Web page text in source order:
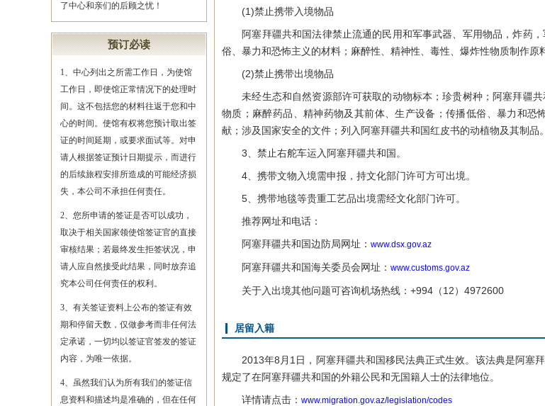
了中心和亲们的后顾之忧！
预订必读
1、中心列出之所需工作日，为使馆
工作日，即使馆正常情况下的处理时
间。这不包括您的材料往返于您和中
心的时间。使馆有权将您预计取出签
证的时间延期，或要求面试等。对申
请人根据签证预计日期提示，而进行
的后续旅程安排所造成的可能经济损
失，本公司不承担任何责任。
2、您所申请的签证是否可以成功，
取决于相关国家领使馆签证官的直接
审核结果；若最终发生拒签状况，申
请人应自然接受此结果，同时放弃追
究本公司任何责任的权利。
3、有关签证资料上公布的签证有效
期和停留天数，仅做参考而非任何法
定承诺，一切均以签证官签发的签证
内容，为唯一依据。
4、虽然我们认为所有我们的签证信
息资料和描述均是准确的，但在任何
(1)禁止携带入境物品
阿塞拜疆共和国法律禁止流通的民用和军事武器、军用物品，炸药，
俗、暴力和恐怖主义的材料；麻醉性、精神性、毒性、爆炸性物质制作原
(2)禁止携带出境物品
未经生态和自然资源部许可获取的动物标本；珍贵树种；阿塞拜疆共
物质；麻醉药品、精神药物及其前体、生产设备；传播低俗、暴力和
献；涉及国家安全的文件；列入阿塞拜疆共和国红皮书的动植物及其制品。
3、禁止右舵车运入阿塞拜疆共和国。
4、携带文物入境需申报，持文化部门许可方可出境。
5、携带地毯等贵重工艺品出境需经文化部门许可。
推荐网址和电话：
阿塞拜疆共和国边防局网址： www.dsx.gov.az
阿塞拜疆共和国海关委员会网址： www.customs.gov.az
关于入出境其他问题可咨询机场热线：+994（12）4972600
居留入籍
2013年8月1日，阿塞拜疆共和国移民法典正式生效。该法典是阿塞拜
规定了在阿塞拜疆共和国的外籍公民和无国籍人士的法律地位。
详情请点击： www.migration.gov.az/legislation/codes